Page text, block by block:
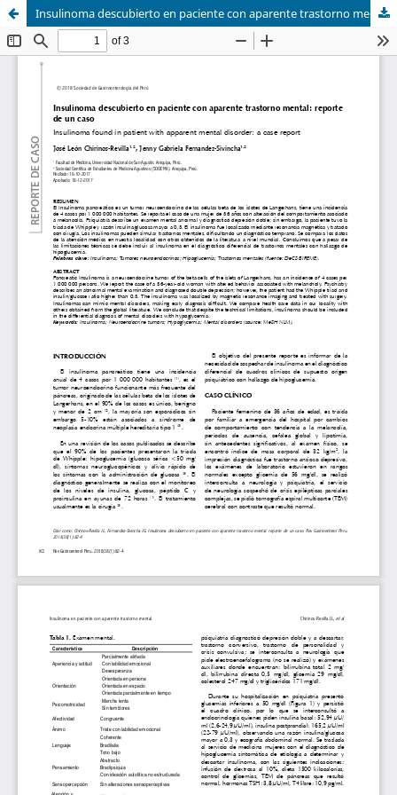
Insulinoma descubierto en paciente con aparente trastorno mental: reporte de un caso